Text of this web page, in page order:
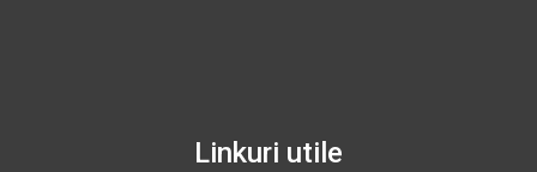
Linkuri utile